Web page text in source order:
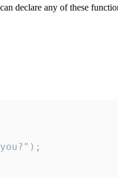
declare any of these